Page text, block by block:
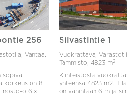
256
Vantaa,
sopiva
korkeus on 8
nosto-o 6 x
Silvastintie 1
Vuokrattava,
Tammisto,4823 m2
Kiinteistöstä
yhteensä 4823 m2.
on vähintään 6 m ja